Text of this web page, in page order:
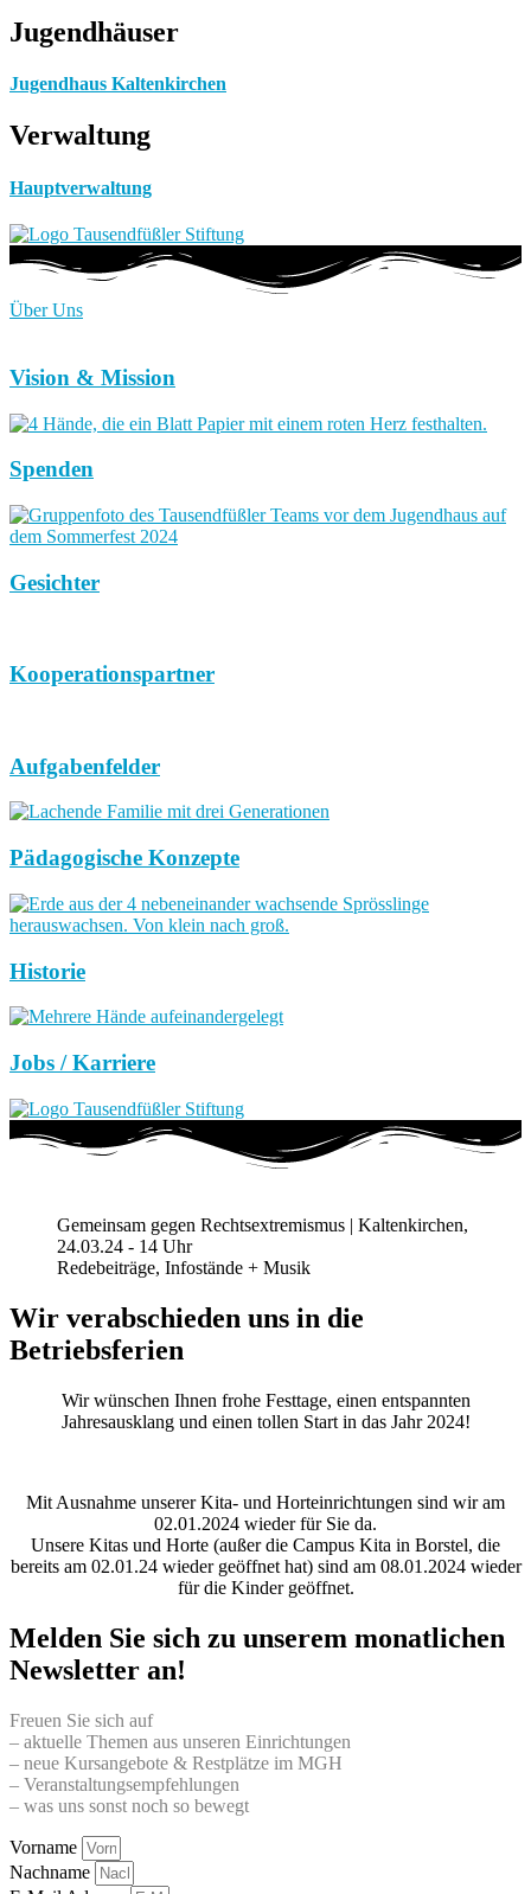
Jugendhäuser
Jugendhaus Kaltenkirchen
Verwaltung
Hauptverwaltung
Über Uns
Vision & Mission
Spenden
Gesichter
Kooperationspartner
Aufgabenfelder
Pädagogische Konzepte
Historie
Jobs / Karriere
Gemeinsam gegen Rechtsextremismus | Kaltenkirchen,
24.03.24 - 14 Uhr
Redebeiträge, Infostände + Musik
Wir verabschieden uns in die
Betriebsferien
Wir wünschen Ihnen frohe Festtage, einen entspannten
Jahresausklang und einen tollen Start in das Jahr 2024!
Mit Ausnahme unserer Kita- und Horteinrichtungen sind wir am
02.01.2024 wieder für Sie da.
Unsere Kitas und Horte (außer die Campus Kita in Borstel, die
bereits am 02.01.24 wieder geöffnet hat) sind am 08.01.2024 wieder
für die Kinder geöffnet.
Melden Sie sich zu unserem monatlichen
Newsletter an!
Freuen Sie sich auf
– aktuelle Themen aus unseren Einrichtungen
– neue Kursangebote & Restplätze im MGH
– Veranstaltungsempfehlungen
– was uns sonst noch so bewegt
Vorname
Nachname